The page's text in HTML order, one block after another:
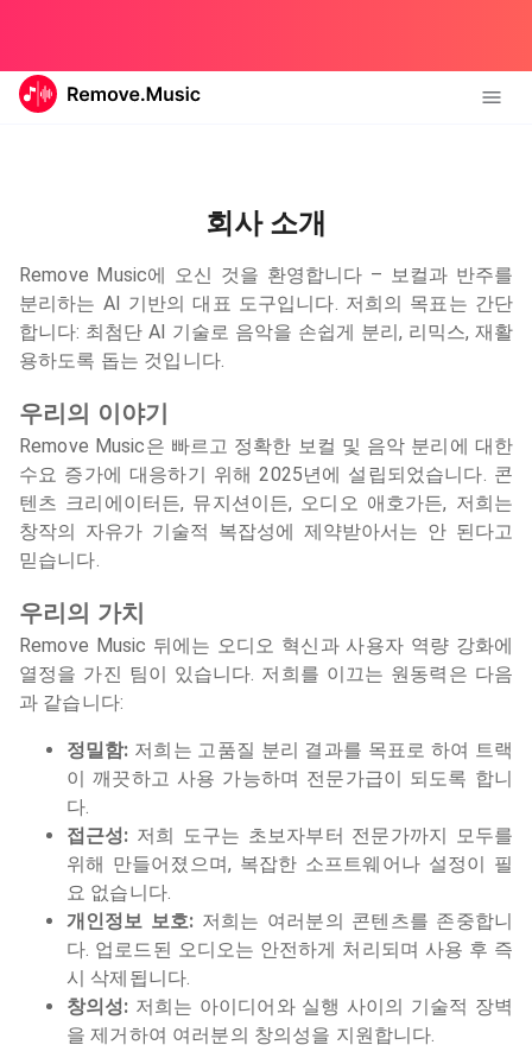
회사 소개
Remove Music에 오신 것을 환영합니다 – 보컬과 반주를
분리하는 AI 기반의 대표 도구입니다. 저희의 목표는 간단
합니다: 최첨단 AI 기술로 음악을 손쉽게 분리, 리믹스, 재활
용하도록 돕는 것입니다.
우리의 이야기
Remove Music은 빠르고 정확한 보컬 및 음악 분리에 대한
수요 증가에 대응하기 위해 2025년에 설립되었습니다. 콘
텐츠 크리에이터든, 뮤지션이든, 오디오 애호가든, 저희는
창작의 자유가 기술적 복잡성에 제약받아서는 안 된다고
믿습니다.
우리의 가치
Remove Music 뒤에는 오디오 혁신과 사용자 역량 강화에
열정을 가진 팀이 있습니다. 저희를 이끄는 원동력은 다음
과 같습니다:
정밀함: 저희는 고품질 분리 결과를 목표로 하여 트랙
이 깨끗하고 사용 가능하며 전문가급이 되도록 합니
다.
접근성: 저희 도구는 초보자부터 전문가까지 모두를
위해 만들어졌으며, 복잡한 소프트웨어나 설정이 필
요 없습니다.
개인정보 보호: 저희는 여러분의 콘텐츠를 존중합니
다. 업로드된 오디오는 안전하게 처리되며 사용 후 즉
시 삭제됩니다.
창의성: 저희는 아이디어와 실행 사이의 기술적 장벽
을 제거하여 여러분의 창의성을 지원합니다.